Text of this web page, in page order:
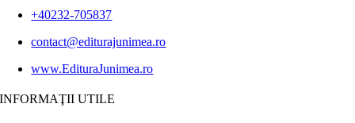
+40232-705837
contact@editurajunimea.ro
www.EdituraJunimea.ro
INFORMAŢII UTILE